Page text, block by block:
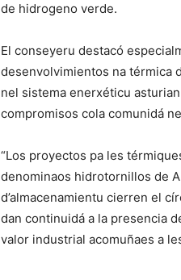
de hidrogeno verde.
El conseyeru destacó
desenvolvimientos na térmica
nel sistema enerxéticu
compromisos cola comunidá
“Los proyectos pa les
denominaos hidrotornillos de
d’almacenamientu cierren el
dan continuidá a la presencia
valor industrial acomuñaes a